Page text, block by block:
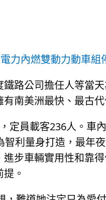
力內燃雙動力動車組
路公司擔任人等當
南美洲最快、最古
定員載客236人。車
利量身打造，最年
步車輛實用性和靠
。